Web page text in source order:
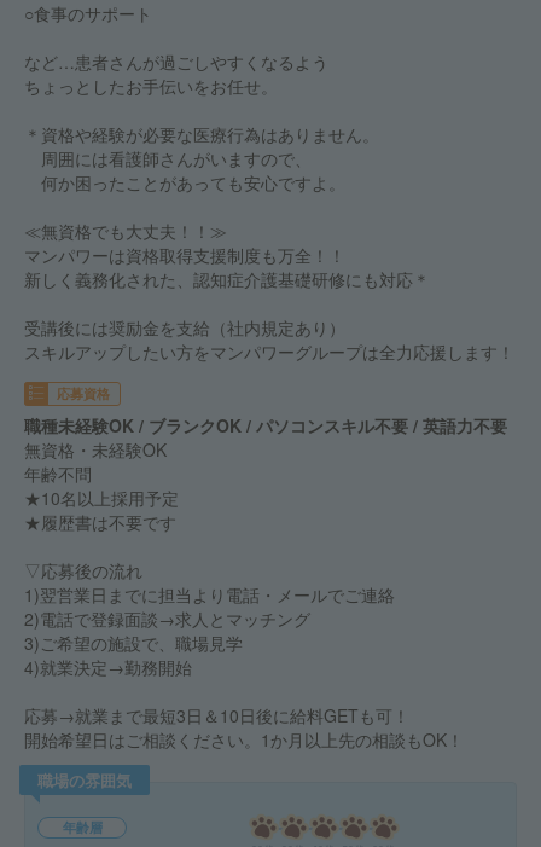
○食事のサポート
など…患者さんが過ごしやすくなるよう
ちょっとしたお手伝いをお任せ。
＊資格や経験が必要な医療行為はありません。
周囲には看護師さんがいますので、
何か困ったことがあっても安心ですよ。
≪無資格でも大丈夫！！≫
マンパワーは資格取得支援制度も万全！！
新しく義務化された、認知症介護基礎研修にも対応＊
受講後には奨励金を支給（社内規定あり）
スキルアップしたい方をマンパワーグループは全力応援します！
応募資格
職種未経験OK / ブランクOK / パソコンスキル不要 / 英語力不要
無資格・未経験OK
年齢不問
★10名以上採用予定
★履歴書は不要です
▽応募後の流れ
1)翌営業日までに担当より電話・メールでご連絡
2)電話で登録面談→求人とマッチング
3)ご希望の施設で、職場見学
4)就業決定→勤務開始
応募→就業まで最短3日＆10日後に給料GETも可！
開始希望日はご相談ください。1か月以上先の相談もOK！
職場の雰囲気
年齢層